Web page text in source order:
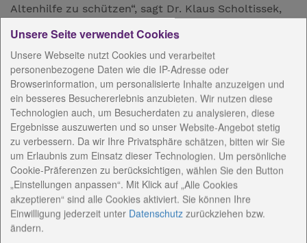
Altenhilfe zu schützen“, sagt Dr. Klaus Scholtissek,
Diakoniestiftung.
Mehrmals wöchentlich finden Besprechungen der
Geschäftsführung mit den Bereichsleitern statt, um
schnell und ausreichend auf aktuelle Entwicklungen
reagieren zu können.
In den unterschiedlichen Bereichen gibt es
verschiedene Maßnahmen:
In der Altenhilfe arbeiten die ambulanten
Pflegedienste mit höchster Sorgfalt, die Tagespflegen
wurden geschlossen, die stationären Einrichtungen
Unsere Seite verwendet Cookies
Unsere Webseite nutzt Cookies und verarbeitet
personenbezogene Daten wie die IP-Adresse oder
Browserinformation, um personalisierte Inhalte anzuzeigen und
ein besseres Besuchererlebnis anzubieten. Wir nutzen diese
Technologien auch, um Besucherdaten zu analysieren, diese
Ergebnisse auszuwerten und so unser Website-Angebot stetig
zu verbessern. Da wir Ihre Privatsphäre schätzen, bitten wir Sie
um Erlaubnis zum Einsatz dieser Technologien. Um persönliche
Cookie-Präferenzen zu berücksichtigen, wählen Sie den Button
„Einstellungen anpassen“. Mit Klick auf „Alle Cookies
akzeptieren“ sind alle Cookies aktiviert. Sie können Ihre
Einwilligung jederzeit unter Datenschutz zurückziehen bzw.
ändern.